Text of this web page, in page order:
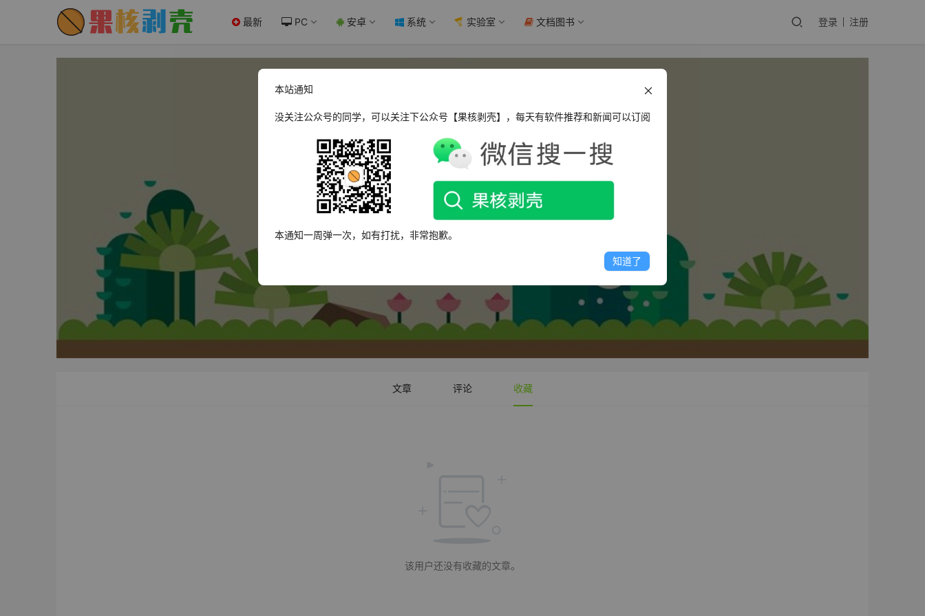
最新 PC 安卓 系统 实验室 文档图书 登录 注册
52nv
文章 评论 收藏
该用户还没有收藏的文章。
本站通知
没关注公众号的同学，可以关注下公众号【果核剥壳】，每天有软件推荐和新闻可以订阅
本通知一周弹一次，如有打扰，非常抱歉。
知道了